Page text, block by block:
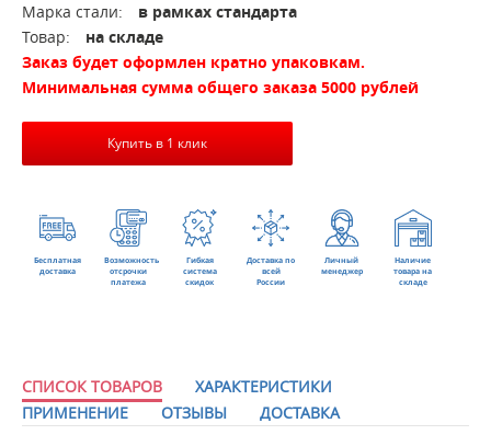
Марка стали:
в рамках стандарта
Товар:
на складе
Заказ будет оформлен кратно упаковкам.
Минимальная сумма общего заказа 5000 рублей
Купить в 1 клик
Бесплатная
доставка
Возможность
отсрочки
платежа
Гибкая
система
скидок
Доставка по
всей
России
Личный
менеджер
Наличие
товара на
складе
СПИСОК ТОВАРОВ
ХАРАКТЕРИСТИКИ
ПРИМЕНЕНИЕ
ОТЗЫВЫ ДОСТАВКА